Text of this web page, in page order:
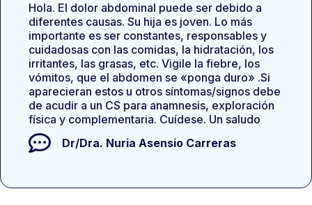
Hola. El dolor abdominal puede ser debido a
diferentes causas. Su hija es joven. Lo más
importante es ser constantes, responsables y
cuidadosas con las comidas, la hidratación, los
irritantes, las grasas, etc. Vigile la fiebre, los
vómitos, que el abdomen se «ponga duro» .Si
aparecieran estos u otros síntomas/signos debe
de acudir a un CS para anamnesis, exploración
física y complementaria. Cuídese. Un saludo
Dr/Dra. Nuria Asensio Carreras